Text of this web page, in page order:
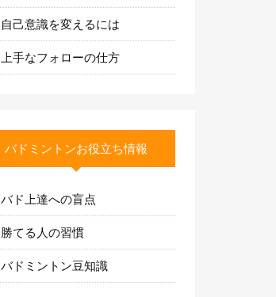
自己意識を変えるには
上手なフォローの仕方
バドミントンお役立ち情報
バド上達への盲点
勝てる人の習慣
バドミントン豆知識